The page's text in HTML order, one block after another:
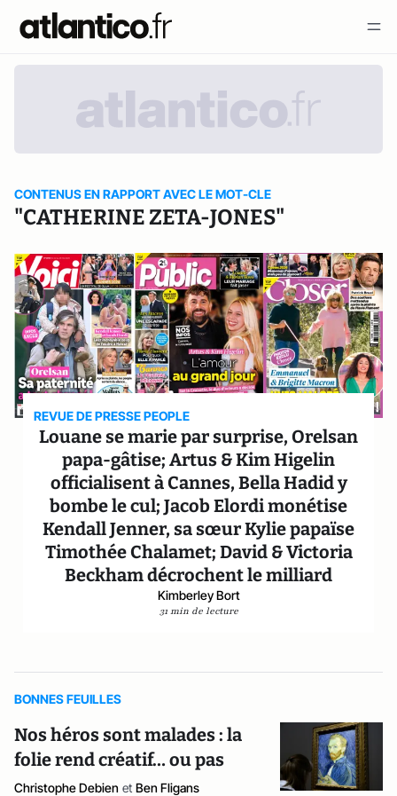
CONTENUS EN RAPPORT AVEC LE MOT-CLE
"CATHERINE ZETA-JONES"
REVUE DE PRESSE PEOPLE
Louane se marie par surprise, Orelsan
papa-gâtise; Artus & Kim Higelin
officialisent à Cannes, Bella Hadid y
bombe le cul; Jacob Elordi monétise
Kendall Jenner, sa sœur Kylie papaïse
Timothée Chalamet; David & Victoria
Beckham décrochent le milliard
Kimberley Bort
31 min de lecture
BONNES FEUILLES
Nos héros sont malades : la
folie rend créatif… ou pas
Christophe Debien et Ben Fligans